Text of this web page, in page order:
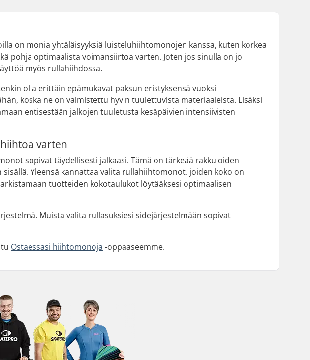
on monia yhtäläisyyksiä luisteluhiihtomonojen kanssa, kuten korkea
pohja optimaalista voimansiirtoa varten. Joten jos sinulla on jo
myös rullahiihdossa.
olla erittäin epämukavat paksun eristyksensä vuoksi.
koska ne on valmistettu hyvin tuulettuvista materiaaleista. Lisäksi
entisestään jalkojen tuuletusta kesäpäivien intensiivisten
varten
sopivat täydellisesti jalkaasi. Tämä on tärkeää rakkuloiden
Yleensä kannattaa valita rullahiihtomonot, joiden koko on
tuotteiden kokotaulukot löytääksesi optimaalisen
Muista valita rullasuksiesi sidejärjestelmään sopivat
Ostaessasi hiihtomonoja -oppaaseemme.